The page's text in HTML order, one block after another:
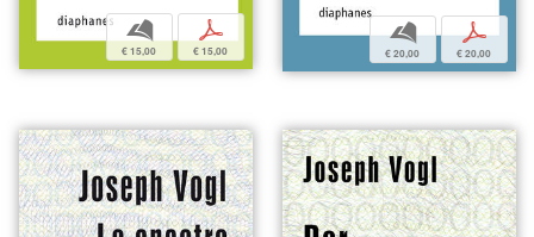
b
€ 15,00
p
€ 15,00
b
€ 20,00
p
€ 20,00